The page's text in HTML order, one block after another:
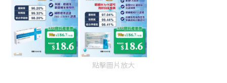
點擊圖片放大